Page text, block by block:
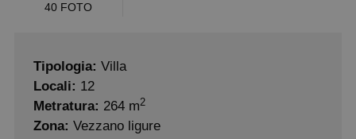
40 FOTO
Tipologia: Villa
Locali: 12
Metratura: 264 m2
Zona: Vezzano ligure